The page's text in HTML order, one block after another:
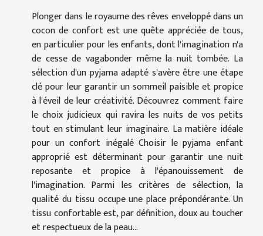
Plonger dans le royaume des rêves enveloppé dans un
cocon de confort est une quête appréciée de tous,
en particulier pour les enfants, dont l'imagination n'a
de cesse de vagabonder même la nuit tombée. La
sélection d'un pyjama adapté s'avère être une étape
clé pour leur garantir un sommeil paisible et propice
à l'éveil de leur créativité. Découvrez comment faire
le choix judicieux qui ravira les nuits de vos petits
tout en stimulant leur imaginaire. La matière idéale
pour un confort inégalé Choisir le pyjama enfant
approprié est déterminant pour garantir une nuit
reposante et propice à l'épanouissement de
l'imagination. Parmi les critères de sélection, la
qualité du tissu occupe une place prépondérante. Un
tissu confortable est, par définition, doux au toucher
et respectueux de la peau...